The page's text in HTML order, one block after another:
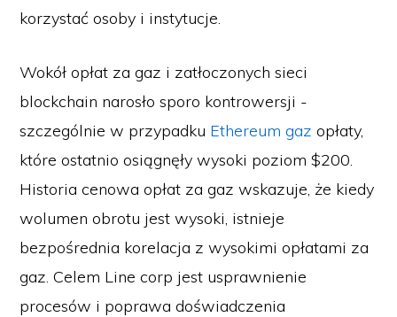
korzystać osoby i instytucje.
Wokół opłat za gaz i zatłoczonych sieci
blockchain narosło sporo kontrowersji -
szczególnie w przypadku Ethereum gaz opłaty,
które ostatnio osiągnęły wysoki poziom $200.
Historia cenowa opłat za gaz wskazuje, że kiedy
wolumen obrotu jest wysoki, istnieje
bezpośrednia korelacja z wysokimi opłatami za
gaz. Celem Line corp jest usprawnienie
procesów i poprawa doświadczenia